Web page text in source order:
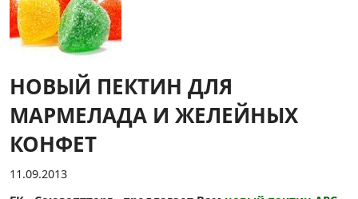
НОВЫЙ ПЕКТИН ДЛЯ
МАРМЕЛАДА И ЖЕЛЕЙНЫХ
КОНФЕТ
11.09.2013